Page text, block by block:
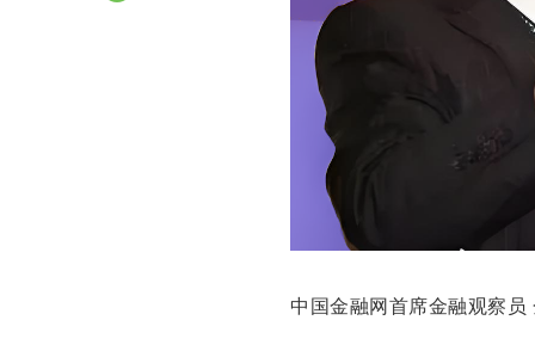
中国金融网首席金融观察员